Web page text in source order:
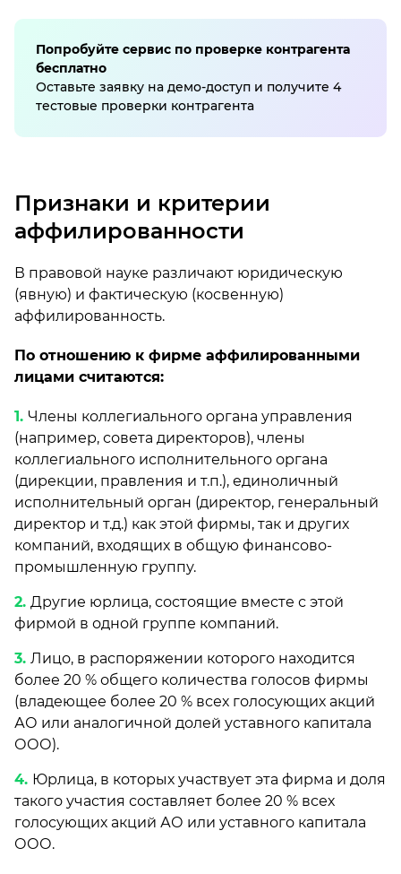
Попробуйте сервис по проверке контрагента
бесплатно
Оставьте заявку на демо-доступ и получите 4
тестовые проверки контрагента
Признаки и критерии
аффилированности
В правовой науке различают юридическую
(явную) и фактическую (косвенную)
аффилированность.
По отношению к фирме аффилированными
лицами считаются:
Члены коллегиального органа управления
(например, совета директоров), члены
коллегиального исполнительного органа
(дирекции, правления и т.п.), единоличный
исполнительный орган (директор, генеральный
директор и т.д.) как этой фирмы, так и других
компаний, входящих в общую финансово-
промышленную группу.
Другие юрлица, состоящие вместе с этой
фирмой в одной группе компаний.
Лицо, в распоряжении которого находится
более 20 % общего количества голосов фирмы
(владеющее более 20 % всех голосующих акций
АО или аналогичной долей уставного капитала
ООО).
Юрлица, в которых участвует эта фирма и доля
такого участия составляет более 20 % всех
голосующих акций АО или уставного капитала
ООО.